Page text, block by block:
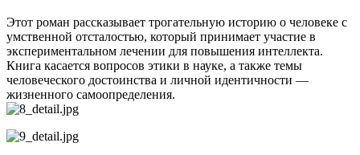
Этот роман рассказывает трогательную историю о человеке с
умственной отсталостью, который принимает участие в
экспериментальном лечении для повышения интеллекта.
Книга касается вопросов этики в науке, а также темы
человеческого достоинства и личной идентичности —
жизненного самоопределения.